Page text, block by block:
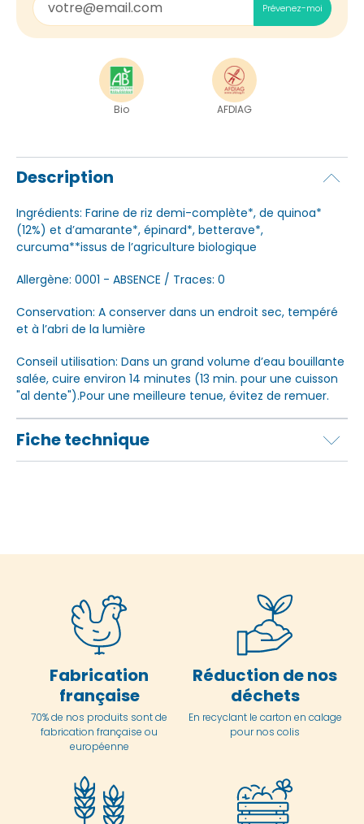
Prévenez-moi
Bio AFDIAG
Description
Ingrédients: Farine de riz demi-complète*, de quinoa*
(12%) et d’amarante*, épinard*, betterave*,
curcuma**issus de l’agriculture biologique
Allergène: 0001 - ABSENCE / Traces: 0
Conservation: A conserver dans un endroit sec, tempéré
et à l’abri de la lumière
Conseil utilisation: Dans un grand volume d’eau bouillante
salée, cuire environ 14 minutes (13 min. pour une cuisson
"al dente").Pour une meilleure tenue, évitez de remuer.
Fiche technique
Fabrication
française
70% de nos produits sont de
fabrication française ou
européenne
Réduction de nos
déchets
En recyclant le carton en calage
pour nos colis